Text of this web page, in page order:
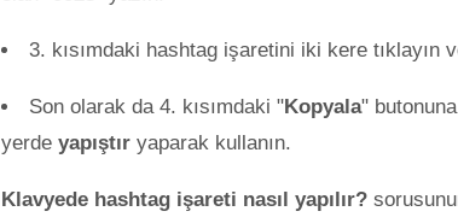
3. kısımdaki hashtag işaretini iki kere tıklayın
Son olarak da 4. kısımdaki "Kopyala"
yerde yapıştır yaparak kullanın.
Klavyede hashtag işareti nasıl yapılır?